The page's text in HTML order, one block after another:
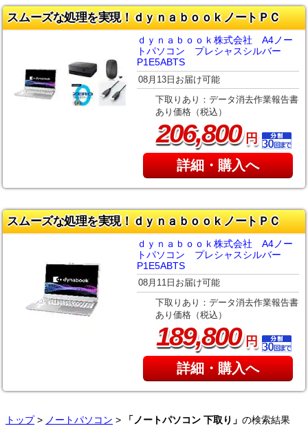
スムーズな処理を実現！ｄｙｎａｂｏｏｋノートＰＣ
ｄｙｎａｂｏｏｋ株式会社 A4ノー
トパソコン プレシャスシルバー
P1E5ABTS
08月13日お届け可能
下取りあり：データ消去作業報告書
あり価格（税込）
206,800円
詳細・購入へ
スムーズな処理を実現！ｄｙｎａｂｏｏｋノートＰＣ
ｄｙｎａｂｏｏｋ株式会社 A4ノー
トパソコン プレシャスシルバー
P1E5ABTS
08月11日お届け可能
下取りあり：データ消去作業報告書
あり価格（税込）
189,800円
詳細・購入へ
トップ> ノートパソコン > 「ノートパソコン 下取り」 の検索結果